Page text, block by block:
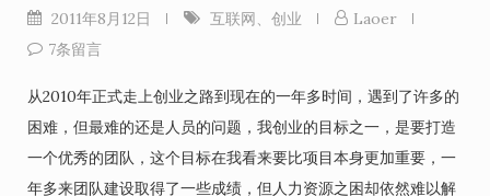
2011年8月12日 互联网、 创业
Laoer
7条留言
从2010年正式走上创业之路到现在的一年多时间，遇到了许多的
困难，但最难的还是人员的问题，我创业的目标之一，是要打造
一个优秀的团队，这个目标在我看来要比项目本身更加重要，一
年多来团队建设取得了一些成绩，但人力资源之困却依然难以解